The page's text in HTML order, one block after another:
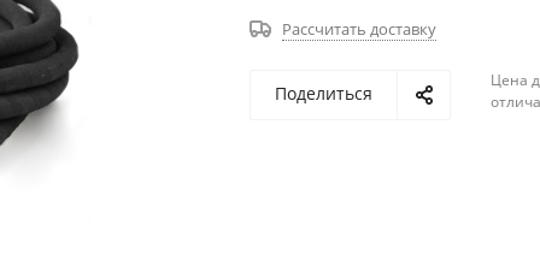
Рассчитать доставку
Поделиться
Цена